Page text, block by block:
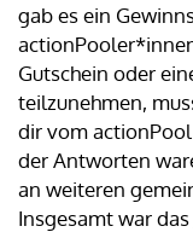
gab es ein
Gutschein oder
teilzunehmen,
dir vom
der Antworten
an weiteren
Insgesamt war